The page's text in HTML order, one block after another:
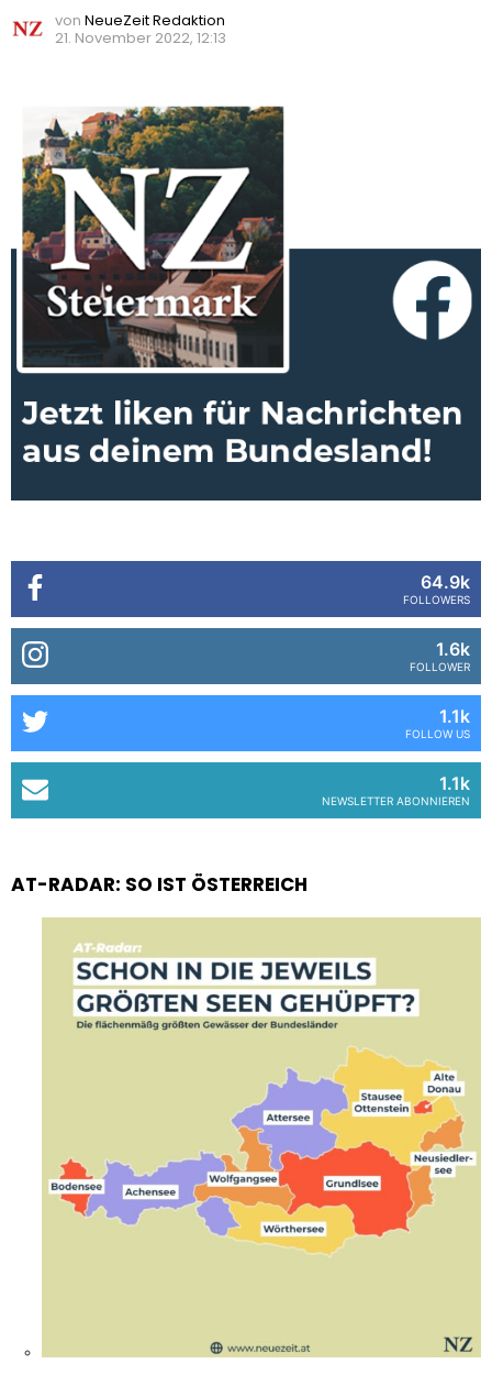
von NeueZeit Redaktion
21. November 2022, 12:13
64.9k
FOLLOWERS
1.6k
FOLLOWER
1.1k
FOLLOW US
1.1k
NEWSLETTER ABONNIEREN
AT-RADAR: SO IST ÖSTERREICH